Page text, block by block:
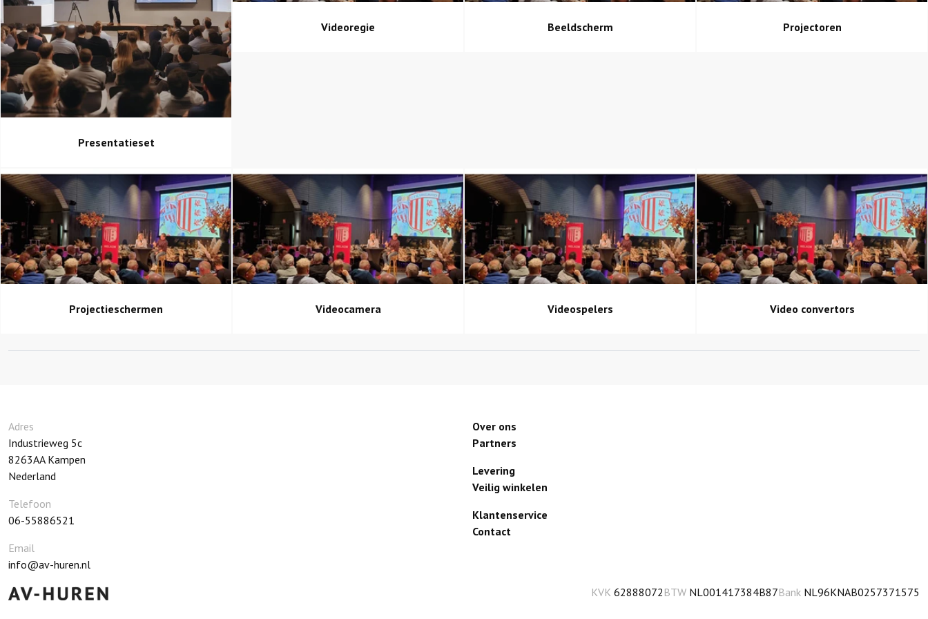
Presentatieset
Videoregie Beeldscherm Projectoren
Projectieschermen Videocamera Videospelers Video convertors
Adres
Industrieweg 5c
8263AA Kampen
Nederland
Telefoon
06-55886521
Email
info@av-huren.nl
Over ons
Partners
Levering
Veilig winkelen
Klantenservice
Contact
KVK 62888072 BTW NL001417384B87Bank NL96KNAB0257371575